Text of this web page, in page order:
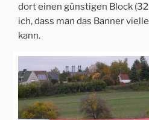
dort einen günstigen Block
ich, dass man das Banner
kann.